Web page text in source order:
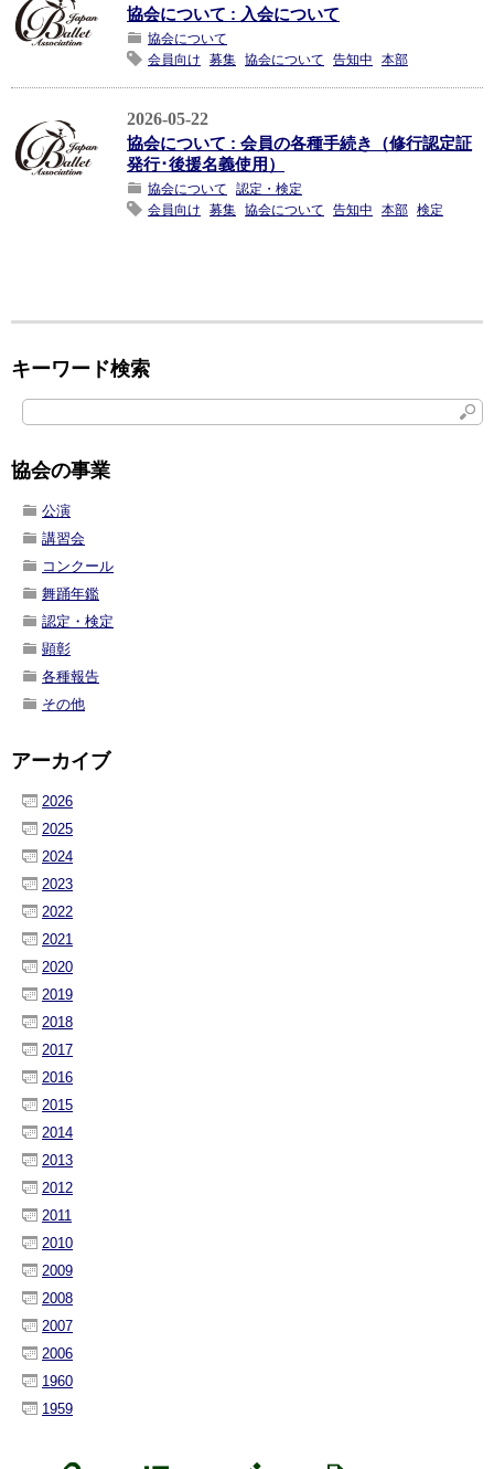
協会について : 入会について
協会について
会員向け
募集 協会について 告知中 本部
2026-05-22
協会について : 会員の各種手続き（修行認定証
発行･後援名義使用）
協会について
認定・検定
会員向け
募集 協会について 告知中 本部 検定
キーワード検索
協会の事業
公演
講習会
コンクール
舞踊年鑑
認定・検定
顕彰
各種報告
その他
アーカイブ
2026
2025
2024
2023
2022
2021
2020
2019
2018
2017
2016
2015
2014
2013
2012
2011
2010
2009
2008
2007
2006
1960
1959